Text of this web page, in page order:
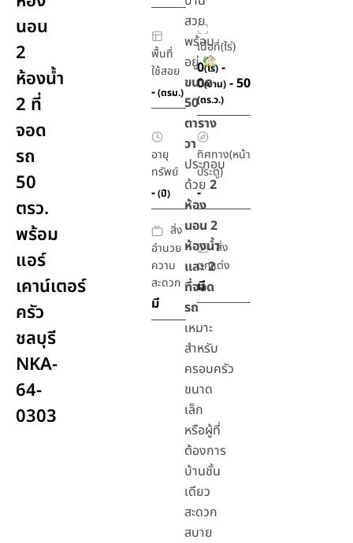
นอน
2
ห้องน้ำ
2 ที่
จอด
รถ
50
ตรว.
พร้อม
แอร์
เคาน์เตอร์
ครัว
ชลบุรี
NKA-
64-
0303
พื้นที่
ใช้สอย
-(ตรม.)
เนื้อที่(ไร่)
0(ไร่) -
0(งาน) - 50
(ตร.ว.)
อายุ
ทรัพย์
-(ปี)
ทิศทาง(หน้า
ประตู)
-
สิ่ง
อำนวย
ความ
สะดวก
มี
สิ่ง
ตกแต่ง
มี
สวย
พร้อม
อยู่
ขนาด
50
ตาราง
วา
ประกอบ
ด้วย 2
ห้อง
นอน 2
ห้องน้ำ
และ 2
ที่จอด
รถ
เหมาะ
สำหรับ
ครอบครัว
ขนาด
เล็ก
หรือผู้ที่
ต้องการ
บ้านชั้น
เดียว
สะดวก
สบาย